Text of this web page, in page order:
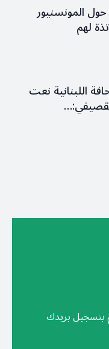
المونسنيور
لهم
اللبنانية نعت
بتسجيل بريدك